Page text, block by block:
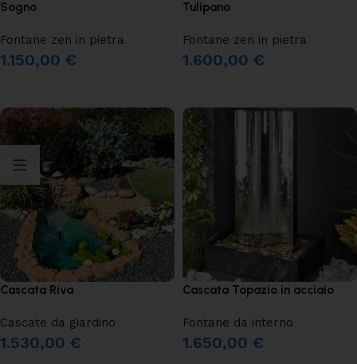
Sogno
Fontane zen in pietra
1.150,00 €
Tulipano
Fontane zen in pietra
1.600,00 €
Cascata Riva
Cascate da giardino
1.530,00 €
Cascata Topazio in acciaio
Fontane da interno
1.650,00 €